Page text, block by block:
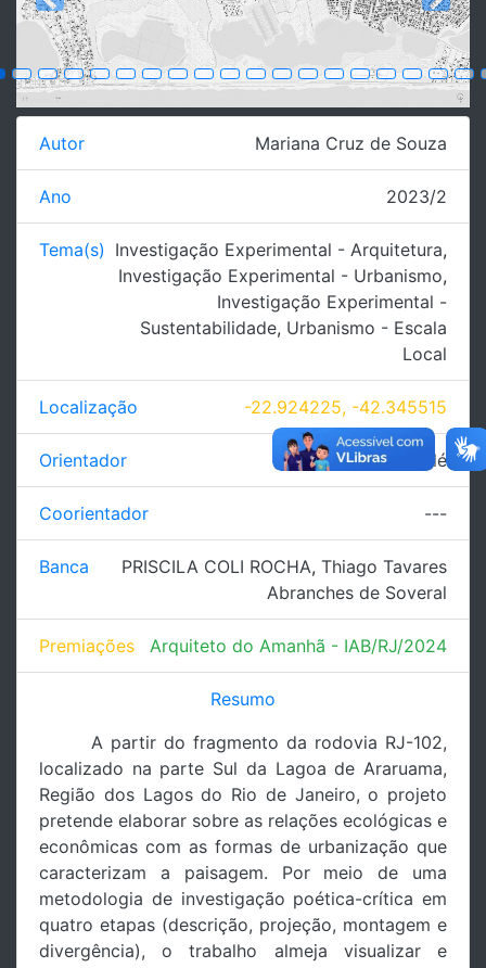
Previous Next
Autor Mariana Cruz de Souza
Ano 2023/2
Tema(s) Investigação Experimental - Arquitetura,
Investigação Experimental - Urbanismo,
Investigação Experimental -
Sustentabilidade, Urbanismo - Escala
Local
Localização -22.924225, -42.345515
Orientador Cauê Capillé
Coorientador ---
Banca PRISCILA COLI ROCHA, Thiago Tavares
Abranches de Soveral
Premiações Arquiteto do Amanhã - IAB/RJ/2024
Resumo
A partir do fragmento da rodovia RJ-102,
localizado na parte Sul da Lagoa de Araruama,
Região dos Lagos do Rio de Janeiro, o projeto
pretende elaborar sobre as relações ecológicas e
econômicas com as formas de urbanização que
caracterizam a paisagem. Por meio de uma
metodologia de investigação poética-crítica em
quatro etapas (descrição, projeção, montagem e
divergência), o trabalho almeja visualizar e